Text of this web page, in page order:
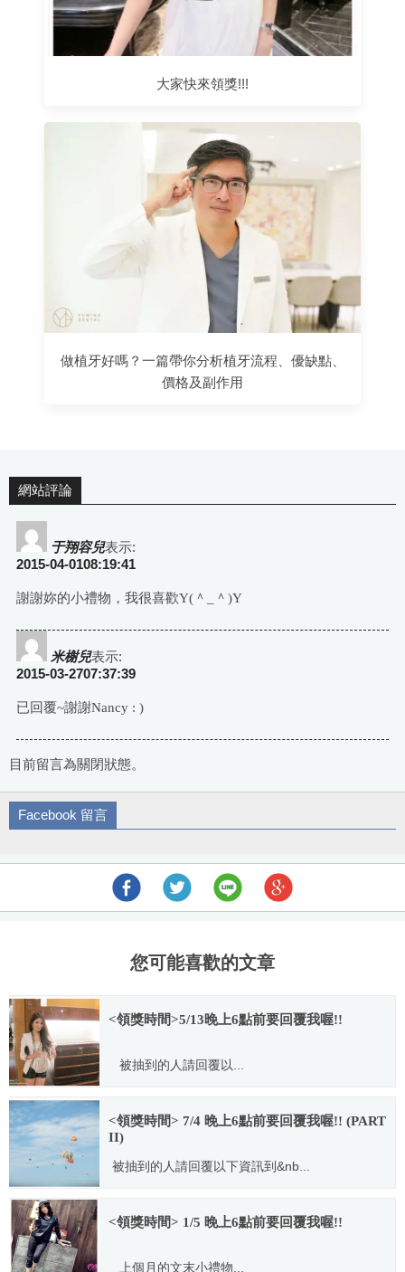
大家快來領獎!!!
做植牙好嗎？一篇帶你分析植牙流程、優缺點、
價格及副作用
網站評論
于翔容兒表示:
2015-04-0108:19:41
謝謝妳的小禮物，我很喜歡Y(＾_＾)Y
米榭兒表示:
2015-03-2707:37:39
已回覆~謝謝Nancy : )
目前留言為關閉狀態。
Facebook 留言
您可能喜歡的文章
<領獎時間>5/13晚上6點前要回覆我喔!!
被抽到的人請回覆以...
2012.05.10
<領獎時間> 7/4 晚上6點前要回覆我喔!! (PART
II)
被抽到的人請回覆以下資訊到&nb...
2013.06.30
<領獎時間> 1/5 晚上6點前要回覆我喔!!
上個月的文末小禮物...